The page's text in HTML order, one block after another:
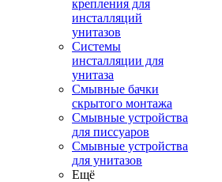
крепления для
инсталляций
унитазов
Системы
инсталляции для
унитаза
Смывные бачки
скрытого монтажа
Смывные устройства
для писсуаров
Смывные устройства
для унитазов
Ещё